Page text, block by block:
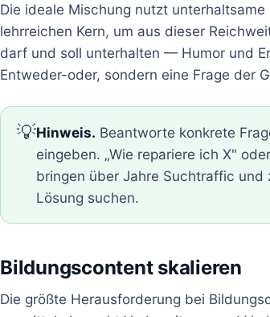
Die ideale Mischung nutzt
lehrreichen Kern, um aus dieser
darf und soll unterhalten — Humor und
Entweder-oder, sondern eine Frage der
💡Hinweis. Beantworte konkrete
eingeben. „Wie repariere ich X"
bringen über Jahre Suchtraffic
Lösung suchen.
Bildungscontent skalieren
Die größte Herausforderung bei